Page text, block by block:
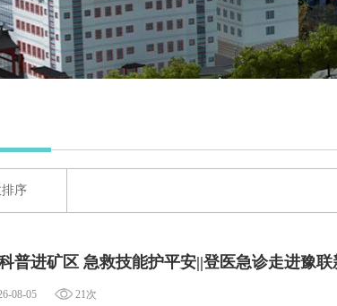
序
普进矿区 急救技能护平安||登医急诊走进豫
08-05 21次